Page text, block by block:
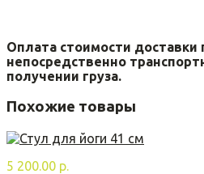
Оплата стоимости доставки
непосредственно
получении груза.
Похожие товары
5 200.00 р.